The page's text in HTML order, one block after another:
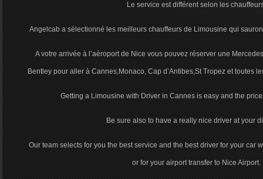
Le service est différent selon les
Angelcab a sélectionné les meilleurs chauffeurs de Limousine qui
A votre arrivée à l’aéroport de Nice vous pouvez réserver une
Bentley pour aller à Cannes,Monaco, Cap d’Antibes,St Tropez et toutes
Getting a Limousine with Driver in Cannes is easy and the
Be sure also to have a really nice driver at your
Our team selects for you the best service and the best driver for your car
or for your airport transfer to Nice Airport.